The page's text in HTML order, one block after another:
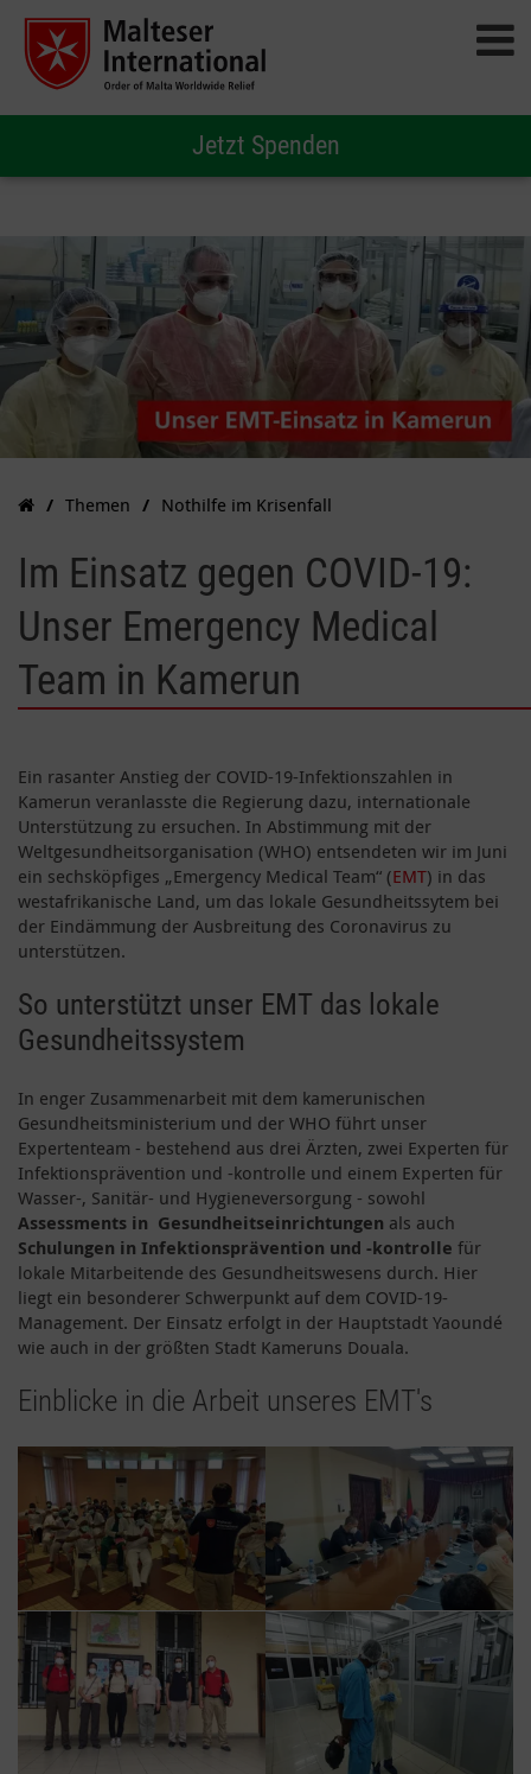
Jetzt Spenden
Themen Nothilfe im Krisenfall
Im Einsatz gegen COVID-19:
Unser Emergency Medical
Team in Kamerun
Ein rasanter Anstieg der COVID-19-Infektionszahlen in
Kamerun veranlasste die Regierung dazu, internationale
Unterstützung zu ersuchen. In Abstimmung mit der
Weltgesundheitsorganisation (WHO) entsendeten wir im Juni
ein sechsköpfiges „Emergency Medical Team“ (EMT) in das
westafrikanische Land, um das lokale Gesundheitssytem bei
der Eindämmung der Ausbreitung des Coronavirus zu
unterstützen.
So unterstützt unser EMT das lokale
Gesundheitssystem
In enger Zusammenarbeit mit dem kamerunischen
Gesundheitsministerium und der WHO führt unser
Expertenteam - bestehend aus drei Ärzten, zwei Experten für
Infektionsprävention und -kontrolle und einem Experten für
Wasser-, Sanitär- und Hygieneversorgung - sowohl
Assessments in Gesundheitseinrichtungen als auch
Schulungen in Infektionsprävention und -kontrolle für
lokale Mitarbeitende des Gesundheitswesens durch. Hier
liegt ein besonderer Schwerpunkt auf dem COVID-19-
Management. Der Einsatz erfolgt in der Hauptstadt Yaoundé
wie auch in der größten Stadt Kameruns Douala.
Einblicke in die Arbeit unseres EMT's